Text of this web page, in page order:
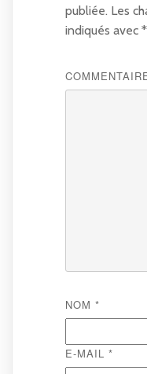
publiée. Les
indiqués avec *
NOM *
E-MAIL *